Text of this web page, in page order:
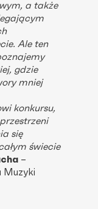
a także
Ale ten
gdzie
mniej
konkursu,
się
świecie
–
Muzyki